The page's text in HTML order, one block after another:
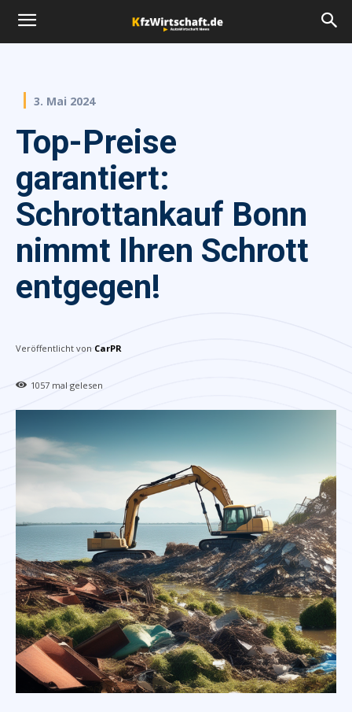
3. Mai 2024
Top-Preise
garantiert:
Schrottankauf Bonn
nimmt Ihren Schrott
entgegen!
Veröffentlicht von CarPR
1057 mal gelesen